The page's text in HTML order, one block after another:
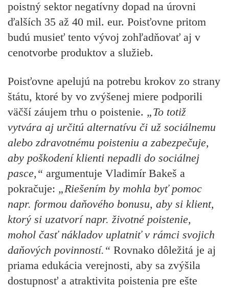
poistný sektor negatívny dopad na úrovni
ďalších 35 až 40 mil. eur. Poisťovne pritom
budú musieť tento vývoj zohľadňovať aj v
cenotvorbe produktov a služieb.
Poisťovne apelujú na potrebu krokov zo strany
štátu, ktoré by vo zvýšenej miere podporili
väčší záujem trhu o poistenie. „To totiž
vytvára aj určitú alternatívu či už sociálnemu
alebo zdravotnému poisteniu a zabezpečuje,
aby poškodení klienti nepadli do sociálnej
pasce,“ argumentuje Vladimír Bakeš a
pokračuje: „Riešením by mohla byť pomoc
napr. formou daňového bonusu, aby si klient,
ktorý si uzatvorí napr. životné poistenie,
mohol časť nákladov uplatniť v rámci svojich
daňových povinností.“ Rovnako dôležitá je aj
priama edukácia verejnosti, aby sa zvýšila
dostupnosť a atraktivita poistenia pre ešte